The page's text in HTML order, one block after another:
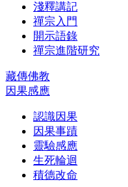
淺釋講記
禪宗入門
開示語錄
禪宗進階研究
藏傳佛教
因果感應
認識因果
因果事蹟
靈驗感應
生死輪迴
積德改命